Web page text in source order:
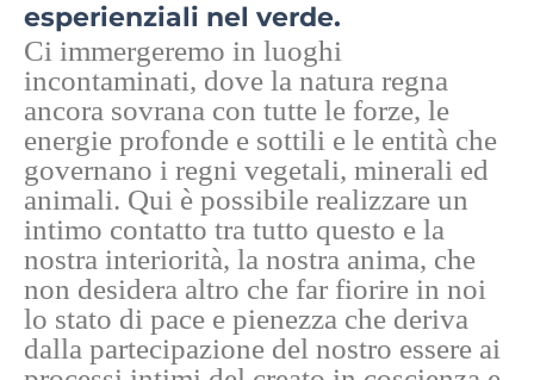
esperienziali nel verde.
Ci immergeremo in luoghi
incontaminati, dove la natura regna
ancora sovrana con tutte le forze, le
energie profonde e sottili e le entità che
governano i regni vegetali, minerali ed
animali. Qui è possibile realizzare un
intimo contatto tra tutto questo e la
nostra interiorità, la nostra anima, che
non desidera altro che far fiorire in noi
lo stato di pace e pienezza che deriva
dalla partecipazione del nostro essere ai